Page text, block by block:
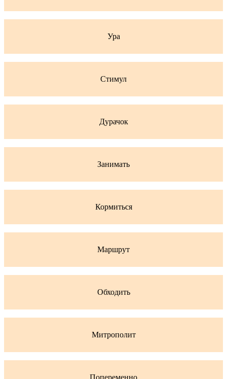
Ура
Стимул
Дурачок
Занимать
Кормиться
Маршрут
Обходить
Митрополит